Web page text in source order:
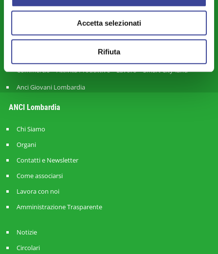
Accetta selezionati
Rifiuta
Città Metropolitana e Rapporti con le Province
Mobilità - Trasporti
Europa - Cooperazione Internazionale - Rapporti Transfrontalieri
Commercio – Attività Produttive – Lavoro – Smart City-land
Anci Giovani Lombardia
ANCI Lombardia
Chi Siamo
Organi
Contatti e Newsletter
Come associarsi
Lavora con noi
Amministrazione Trasparente
Notizie
Circolari